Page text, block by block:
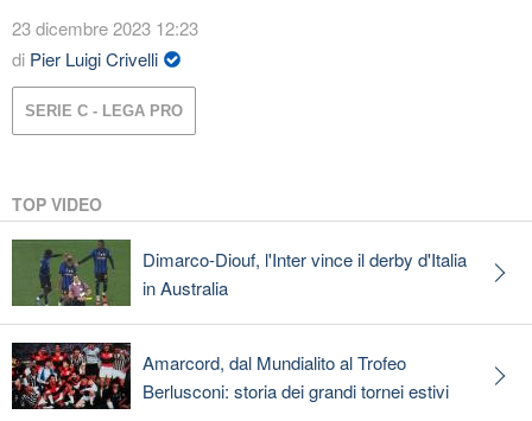
23 dicembre 2023 12:23
di Pier Luigi Crivelli
SERIE C - LEGA PRO
TOP VIDEO
Dimarco-Diouf, l'Inter vince il derby d'Italia
in Australia
Amarcord, dal Mundialito al Trofeo
Berlusconi: storia dei grandi tornei estivi